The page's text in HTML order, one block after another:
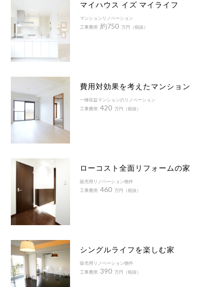
マイハウス イズ マイライフ
マンションリノベーション
工事費用 約750 万円（税抜）
費用対効果を考えたマンション
一棟収益マンションのリノベーション
工事費用 420 万円（税抜）
ローコスト全面リフォームの家
販売用リノベーション物件
工事費用 460 万円（税抜）
シングルライフを楽しむ家
販売用リノベーション物件
工事費用 390 万円（税抜）